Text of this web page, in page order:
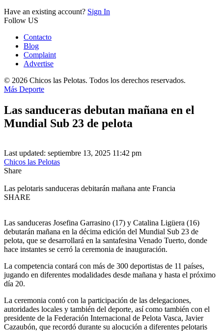
Have an existing account? Sign In
Follow US
Contacto
Blog
Complaint
Advertise
© 2026 Chicos las Pelotas. Todos los derechos reservados.
Más Deporte
Las sanduceras debutan mañana en el
Mundial Sub 23 de pelota
Last updated: septiembre 13, 2025 11:42 pm
Chicos las Pelotas
Share
Las pelotaris sanduceras debitarán mañana ante Francia
SHARE
Las sanduceras Josefina Garrasino (17) y Catalina Ligüera (16)
debutarán mañana en la décima edición del Mundial Sub 23 de
pelota, que se desarrollará en la santafesina Venado Tuerto, donde
hace instantes se cerró la ceremonia de inauguración.
La competencia contará con más de 300 deportistas de 11 países,
jugando en diferentes modalidades desde mañana y hasta el próximo
día 20.
La ceremonia contó con la participación de las delegaciones,
autoridades locales y también del deporte, así como también con el
presidente de la Federación Internacional de Pelota Vasca, Javier
Cazaubón, que recordó durante su alocución a diferentes pelotaris